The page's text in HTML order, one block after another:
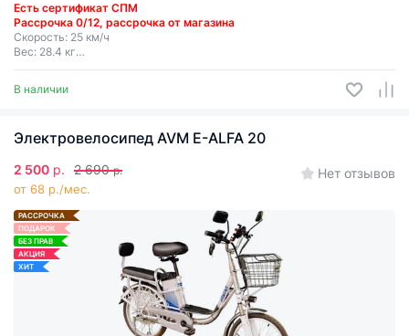
Есть сертификат СПМ
Рассрочка 0/12, рассрочка от магазина
Скорость: 25 км/ч
Вес: 28.4 кг
Мощность: 250 Вт
Съемная батарея
В наличии
Электровелосипед AVM E-ALFA 20
2 500 р. 2 690 р.
от 68 р./мес.
Нет отзывов
РАССРОЧКА
ПОДАРОК
БЕЗ ПРАВ
АКЦИЯ
ХИТ